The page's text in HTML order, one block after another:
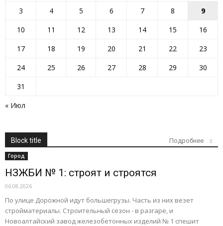
« Июл
3
4 5 6 7 8
9
10
11 12 13 14 15
16
17
18 19 20 21 22
23
24
25 26 27 28 29
30
31
Block title Подробнее
Город
НЗЖБИ № 1: строят и строятся
06.08.2026
По улице Дорожной идут большегрузы. Часть из них везет
стройматериалы. Строительный сезон - в разгаре, и
Новоалтайский завод железобетонных изделий № 1 спешит